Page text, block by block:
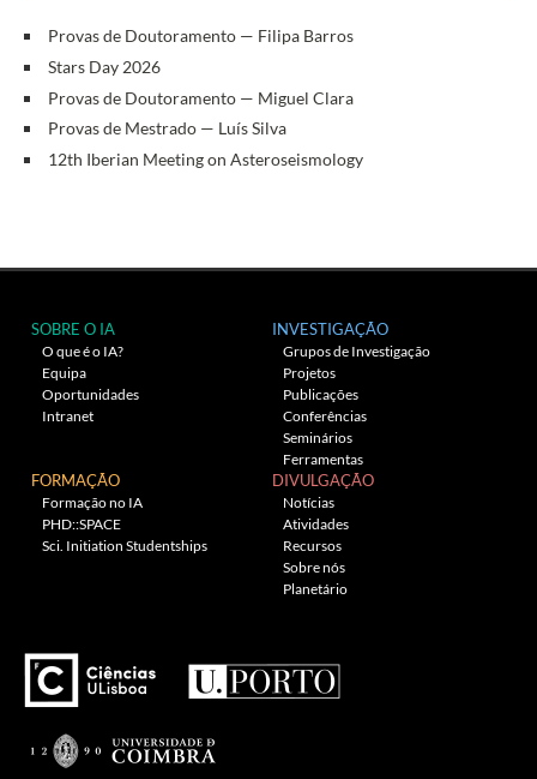
Provas de Doutoramento — Filipa Barros
Stars Day 2026
Provas de Doutoramento — Miguel Clara
Provas de Mestrado — Luís Silva
12th Iberian Meeting on Asteroseismology
SOBRE O IA
O que é o IA?
Equipa
Oportunidades
Intranet
INVESTIGAÇÃO
Grupos de Investigação
Projetos
Publicações
Conferências
Seminários
Ferramentas
FORMAÇÃO
Formação no IA
PHD::SPACE
Sci. Initiation Studentships
DIVULGAÇÃO
Notícias
Atividades
Recursos
Sobre nós
Planetário